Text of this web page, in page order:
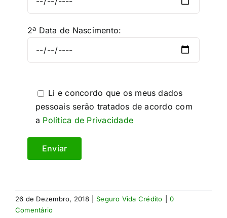
2ª Data de Nascimento:
Li e concordo que os meus dados
pessoais serão tratados de acordo com
a Política de Privacidade
26 de Dezembro, 2018 Seguro Vida Crédito
0
Comentário